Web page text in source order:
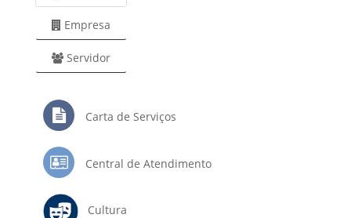
Empresa
Servidor
Carta de Serviços
Central de Atendimento
Cultura